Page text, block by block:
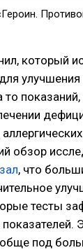
который
то
обзор
, что
тесты
под